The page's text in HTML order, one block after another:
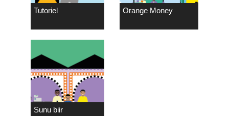
Tutoriel Orange Money
Sunu biir